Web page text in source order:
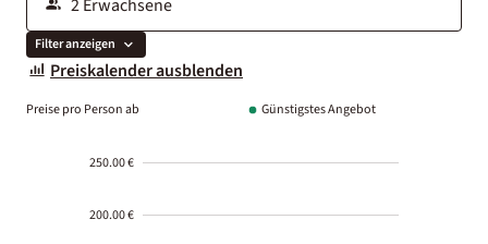
Filter anzeigen
Preiskalender ausblenden
Preise pro Person ab Günstigstes Angebot
250.00 €
200.00 €